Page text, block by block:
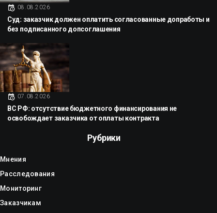
08.08.2026
Суд: заказчик должен оплатить согласованные допработы и
без подписанного допсоглашения
07.08.2026
ВС РФ: отсутствие бюджетного финансирования не
освобождает заказчика от оплаты контракта
Рубрики
Мнения
Расследования
Мониторинг
Заказчикам